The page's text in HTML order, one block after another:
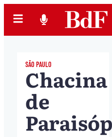
SÃO PAULO
Chacina
de